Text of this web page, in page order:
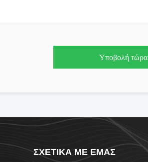
Υποβολή τώρα
ΣΧΕΤΙΚΆ ΜΕ ΕΜΆΣ